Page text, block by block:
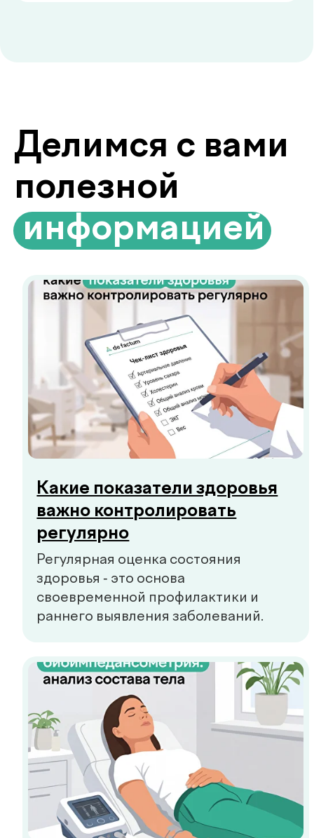
состава тела
Биоимпедансометрия показывает то,
чего не видят обычные весы: процент
жира, мышечную массу, уровень воды
и скорость обмена веществ. Узнайте,
что на самом деле происходит с
вашим организмом.
Симптомы преддиабета:
когда стоит обратиться к
врачу
усталость, скачки энергии или жажда
могут быть первыми сигналами, на
которые стоит обратить внимание.
Смотреть все